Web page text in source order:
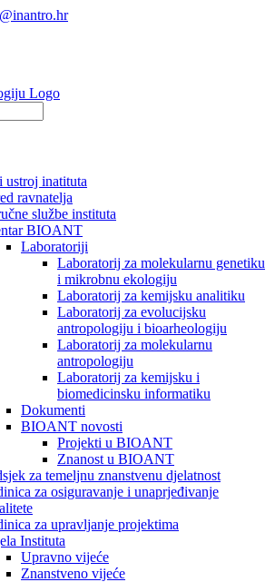
ustroj inatituta
ravnatelja
službe instituta
BIOANT
Laboratoriji
Laboratorij za molekularnu genetiku
i mikrobnu ekologiju
Laboratorij za kemijsku analitiku
Laboratorij za evolucijsku
antropologiju i bioarheologiju
Laboratorij za molekularnu
antropologiju
Laboratorij za kemijsku i
biomedicinsku informatiku
Dokumenti
BIOANT novosti
Projekti u BIOANT
Znanost u BIOANT
za temeljnu znanstvenu djelatnost
za osiguravanje i unaprjeđivanje
za upravljanje projektima
Instituta
Upravno vijeće
Znanstveno vijeće